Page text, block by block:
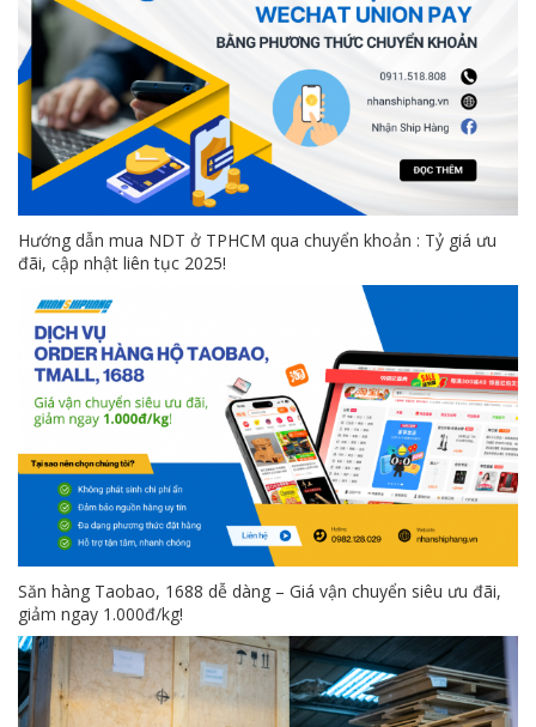
Hướng dẫn mua NDT ở TPHCM qua chuyển khoản : Tỷ giá ưu
đãi, cập nhật liên tục 2025!
Săn hàng Taobao, 1688 dễ dàng – Giá vận chuyển siêu ưu đãi,
giảm ngay 1.000đ/kg!